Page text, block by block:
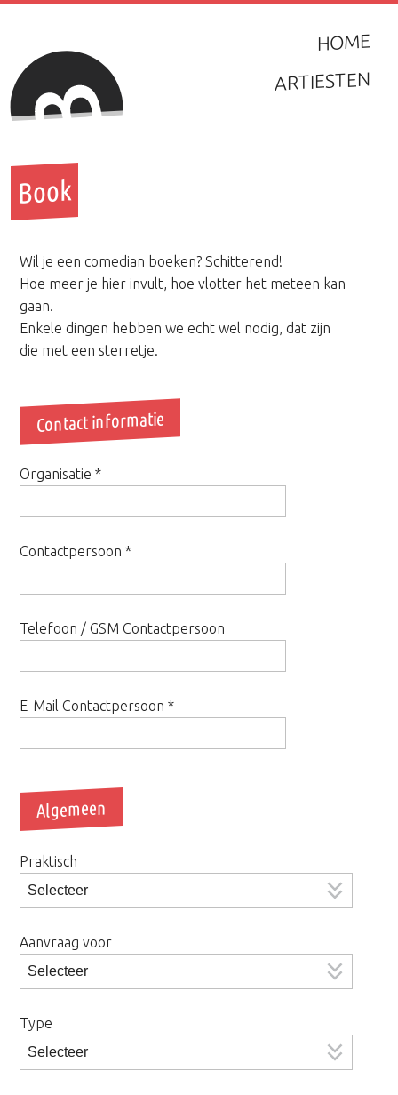
HOME
ARTIESTEN
Book
Wil je een comedian boeken? Schitterend!
Hoe meer je hier invult, hoe vlotter het meteen kan
gaan.
Enkele dingen hebben we echt wel nodig, dat zijn
die met een sterretje.
Contact informatie
Organisatie*
Contactpersoon*
Telefoon / GSM Contactpersoon
E-Mail Contactpersoon*
Algemeen
Praktisch
Aanvraag voor
Type